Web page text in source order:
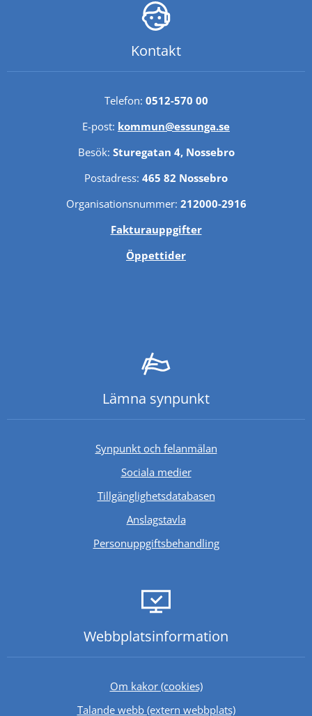
Kontakt
Telefon: 0512-570 00
E-post: kommun@essunga.se
Besök: Sturegatan 4, Nossebro
Postadress: 465 82 Nossebro
Organisationsnummer: 212000-2916
Fakturauppgifter
Öppettider
Lämna synpunkt
Synpunkt och felanmälan
Sociala medier
TillgänglighetsdatabasenLänk till annan
Anslagstavla
Personuppgiftsbehandling
Webbplats­information
Om kakor (cookies)
Talande webb (extern webbplats)Länk till annan